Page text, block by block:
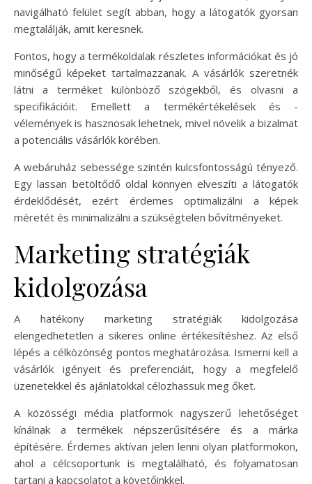
navigálható felület segít abban, hogy a látogatók gyorsan
megtalálják, amit keresnek.
Fontos, hogy a termékoldalak részletes információkat és jó
minőségű képeket tartalmazzanak. A vásárlók szeretnék
látni a terméket különböző szögekből, és olvasni a
specifikációit. Emellett a termékértékelések és -
vélemények is hasznosak lehetnek, mivel növelik a bizalmat
a potenciális vásárlók körében.
A webáruház sebessége szintén kulcsfontosságú tényező.
Egy lassan betöltődő oldal könnyen elveszíti a látogatók
érdeklődését, ezért érdemes optimalizálni a képek
méretét és minimalizálni a szükségtelen bővítményeket.
Marketing stratégiák
kidolgozása
A hatékony marketing stratégiák kidolgozása
elengedhetetlen a sikeres online értékesítéshez. Az első
lépés a célközönség pontos meghatározása. Ismerni kell a
vásárlók igényeit és preferenciáit, hogy a megfelelő
üzenetekkel és ajánlatokkal célozhassuk meg őket.
A közösségi média platformok nagyszerű lehetőséget
kínálnak a termékek népszerűsítésére és a márka
építésére. Érdemes aktívan jelen lenni olyan platformokon,
ahol a célcsoportunk is megtalálható, és folyamatosan
tartani a kapcsolatot a követőinkkel.